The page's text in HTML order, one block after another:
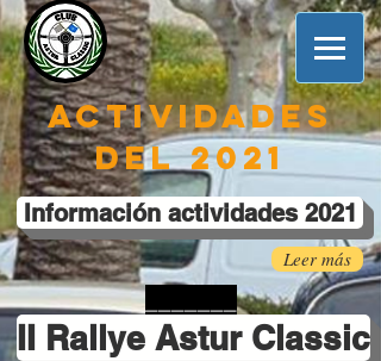
Actividades
del 2021
Información actividades 2021
Leer más
_______
II Rallye Astur Classic